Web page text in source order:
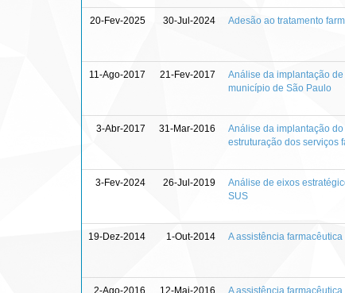
20-Fev-2025 30-Jul-2024 Adesão ao tratamento
11-Ago-2017 21-Fev-2017
Análise da implantação
município de São Paulo
3-Abr-2017 31-Mar-2016
Análise da implantação
estruturação dos serviços
3-Fev-2024 26-Jul-2019
Análise de eixos
SUS
19-Dez-2014 1-Out-2014 A assistência
2-Ago-2016 12-Mai-2016
A assistência